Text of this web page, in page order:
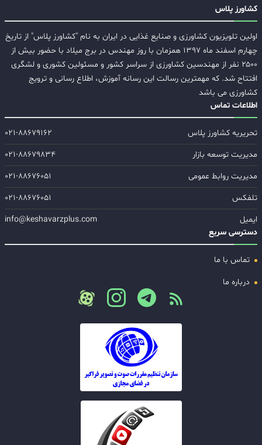
کشاورز پلاس
اولین تلویزیون کشاورزی و صنایع غذایی در ایران به نام "کشاورز پلاس" از تاریخ
چهارم اسفند ماه ۱۳۹۷ همزمان با روز مهندس در برج میلاد با حضور بیش از
۲۵۰۰ نفر از مهندسین کشاورزی از سراسر کشور و مسئولین کشوری و لشگری
افتتاح شد. که مهمترین رسالت این رسانه آموزش، اطلاع رسانی و ترویج
کشاورزی می باشد
اطلاعات تماس
تحریریه کشاورز پلاس
۰۲۱-۸۸۶۷۹۱۶۲
مدیریت توسعه بازار
۰۲۱-۸۸۶۷۹۸۳۴
مدیریت روابط عمومی
۰۲۱-۸۸۶۷۶۰۵۱
تلفکس
۰۲۱-۸۸۶۷۶۰۵۱
ایمیل
info@keshavarzplus.com
دسترسی سریع
تماس با ما
درباره ما